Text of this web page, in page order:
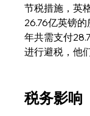
节税措施，英
26.76亿英镑
年共需支付
进行避税，他
税务影响